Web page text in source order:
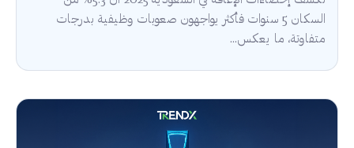
السكان 5 سنوات فأكثر يواجهون صعوبات وظيفية بدرجات
متفاوتة، ما يعكس...